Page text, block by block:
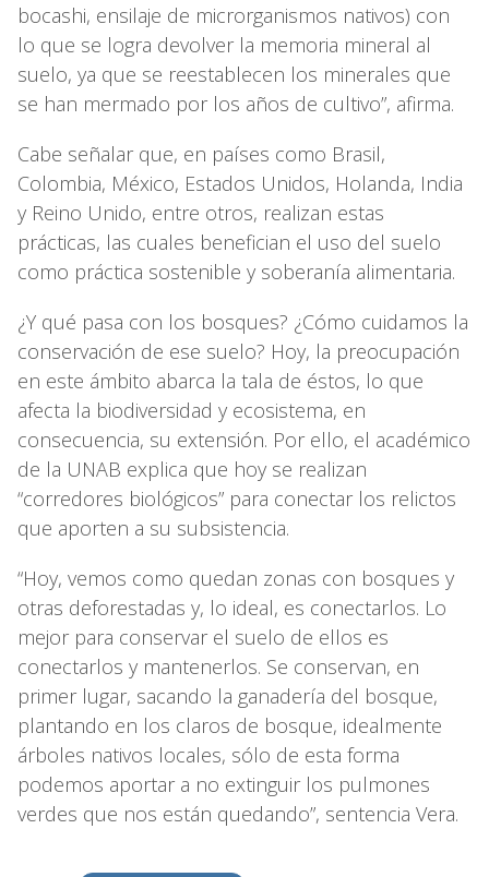
bocashi, ensilaje de microrganismos nativos) con
lo que se logra devolver la memoria mineral al
suelo, ya que se reestablecen los minerales que
se han mermado por los años de cultivo”, afirma.
Cabe señalar que, en países como Brasil,
Colombia, México, Estados Unidos, Holanda, India
y Reino Unido, entre otros, realizan estas
prácticas, las cuales benefician el uso del suelo
como práctica sostenible y soberanía alimentaria.
¿Y qué pasa con los bosques? ¿Cómo cuidamos la
conservación de ese suelo? Hoy, la preocupación
en este ámbito abarca la tala de éstos, lo que
afecta la biodiversidad y ecosistema, en
consecuencia, su extensión. Por ello, el académico
de la UNAB explica que hoy se realizan
“corredores biológicos” para conectar los relictos
que aporten a su subsistencia.
“Hoy, vemos como quedan zonas con bosques y
otras deforestadas y, lo ideal, es conectarlos. Lo
mejor para conservar el suelo de ellos es
conectarlos y mantenerlos. Se conservan, en
primer lugar, sacando la ganadería del bosque,
plantando en los claros de bosque, idealmente
árboles nativos locales, sólo de esta forma
podemos aportar a no extinguir los pulmones
verdes que nos están quedando”, sentencia Vera.